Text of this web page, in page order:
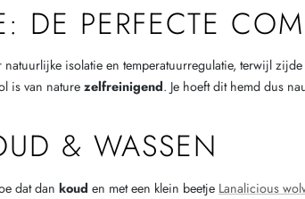
DE PERFECTE
isolatie en temperatuurregulatie, terwijl
is van nature zelfreinigend. Je hoeft dit hemd dus
& WASSEN
dat dan koud en met een klein beetje Lanalicious